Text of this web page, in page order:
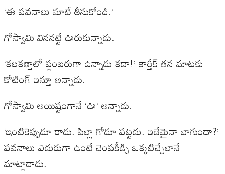
‘ఈ పవనాలు మాటే తీసుకోండి.’
గోస్వామి విననట్టే ఊరుకున్నాడు.
‘కలకత్తాలో ప్లంబరుగా ఉన్నాడు కదా!’ కార్తీక్ తన మాటకు
కోటింగ్ ఇస్తూ అన్నాడు.
గోస్వామి అయిష్టంగానే ‘ఊ’ అన్నాడు.
‘ఇంటికెప్పుడూ రాడు. పిల్లా గోడూ పట్టదు. ఇదేమైనా బాగుందా?’
పవనాలు ఎదురుగా ఉంటే చెంపకీడ్చి ఒక్కటిచ్చేలానే
మాట్లాడాడు.